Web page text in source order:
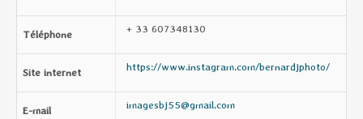
Téléphone + 33 607348130
Site internet https://www.instagram.com/bernardjphoto/
E-mail imagesbj55@gmail.com